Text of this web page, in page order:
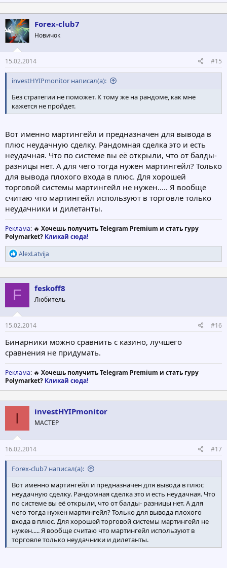
Forex-club7
Новичок
15.02.2014 #15
investHYIPmonitor написал(а):
Без стратегии не поможет. К тому же на рандоме, как мне
кажется не пройдет.
Вот именно мартингейл и предназначен для вывода в
плюс неудачную сделку. Рандомная сделка это и есть
неудачная. Что по системе вы её открыли, что от балды-
разницы нет. А для чего тогда нужен мартингейл? Только
для вывода плохого входа в плюс. Для хорошей
торговой системы мартингейл не нужен..... Я вообще
считаю что мартингейл используют в торговле только
неудачники и дилетанты.
Реклама: 🔥 Хочешь получить Telegram Premium и стать гуру
Polymarket? Кликай сюда!
Р
е
а
к
ц
и
:
AlexLatvija
F feskoff8
Любитель
15.02.2014 #16
Бинарники можно сравнить с казино, лучшего
сравнения не придумать.
Реклама: 🔥 Хочешь получить Telegram Premium и стать гуру
Polymarket? Кликай сюда!
I investHYIPmonitor
МАСТЕР
16.02.2014 #17
Forex-club7 написал(а):
Вот именно мартингейл и предназначен для вывода в плюс
неудачную сделку. Рандомная сделка это и есть неудачная. Что
по системе вы её открыли, что от балды- разницы нет. А для
чего тогда нужен мартингейл? Только для вывода плохого
входа в плюс. Для хорошей торговой системы мартингейл не
нужен..... Я вообще считаю что мартингейл используют в
торговле только неудачники и дилетанты.